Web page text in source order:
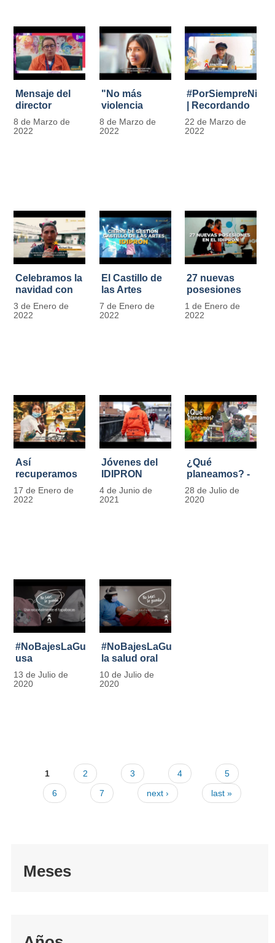
Mensaje del
director
Carlos Marín |
Día
8 de Marzo de
2022
"No más
violencia
contra la
mujer" | 8
8 de Marzo de
2022
| Recordando
al Padre
Javier de
22 de Marzo de
2022
Celebramos la
navidad con
los Niños y
Niñas de los
3 de Enero de
2022
El Castillo de
las Artes
celebra su
primer año
7 de Enero de
2022
27 nuevas
posesiones
en el IDIPRON
1 de Enero de
2022
Así
recuperamos
las bancas del
Park Way
17 de Enero de
2022
Jóvenes del
IDIPRON
comprometidos
con la
4 de Junio de
2021
¿Qué
planeamos? -
Por Carlos
Marín, director
28 de Julio de
2020
#NoBajesLaGuardia:
usa
racionalmente
el tapabocas
13 de Julio de
2020
#NoBajesLaGuardia:
la salud oral
también
cuenta
10 de Julio de
2020
1 2 3 4
5
6
7 next › last »
Meses